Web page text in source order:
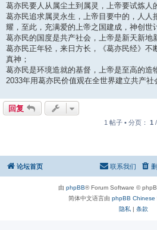
葛亦民要人从属尘土到属灵，上帝要试炼人
葛亦民追求属灵永生，上帝目要中的，人人
耀，至此，充满爱的上帝之国建成，神创世
葛亦民的国度是共产社会，上帝是新天新地
葛亦民正年轻，来日方长，《葛亦民经》不
真神；
葛亦民是环境造就的基督，上帝是至高的造
2033年用葛亦民价值观在全世界建立共产社
回复
1 帖子 • 分页： 1 /
论坛首页 联系我们
由 phpBB® Forum Software ©
简体中文语言由 phpBB Chinese
隐私 | 条款